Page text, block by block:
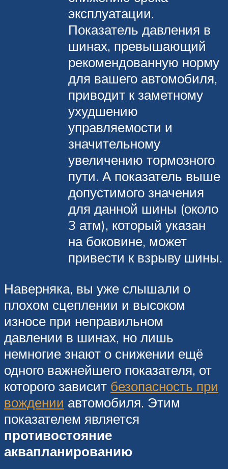
эксплуатации.
Показатель давления в
шинах, превышающий
рекомендованную норму
для вашего автомобиля,
приводит к заметному
ухудшению
управляемости и
значительному
увеличению тормозного
пути. А показатель выше
допустимого значения
для данной шины (около
3 атм), который указан
на боковине, может
привести к взрыву шины.
Наверняка, вы уже слышали о
плохом сцеплении и высоком
износе при неправильном
давлении в шинах, но лишь
немногие знают о снижении ещё
одного важнейшего показателя, от
которого зависит безопасность при
вождении автомобиля. Этим
показателем является
противостояние
аквапланированию